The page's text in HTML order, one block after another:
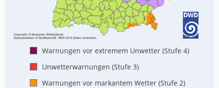
Warnungen vor extremem Unwetter (Stufe 4)
Unwetterwarnungen (Stufe 3)
Warnungen vor markantem Wetter (Stufe 2)